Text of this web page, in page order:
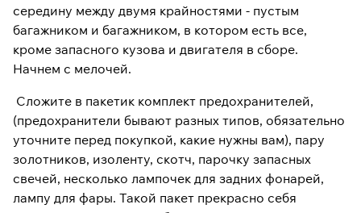
середину между двумя крайностями - пустым
багажником и багажником, в котором есть все,
кроме запасного кузова и двигателя в сборе.
Начнем с мелочей.
Сложите в пакетик комплект предохранителей,
(предохранители бывают разных типов, обязательно
уточните перед покупкой, какие нужны вам), пару
золотников, изоленту, скотч, парочку запасных
свечей, несколько лампочек для задних фонарей,
лампу для фары. Такой пакет прекрасно себя